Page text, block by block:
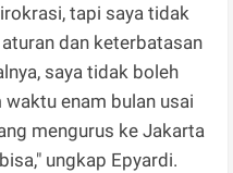
tapi saya tidak
dan keterbatasan
saya tidak boleh
enam bulan usai
mengurus ke Jakarta
ungkap Epyardi.